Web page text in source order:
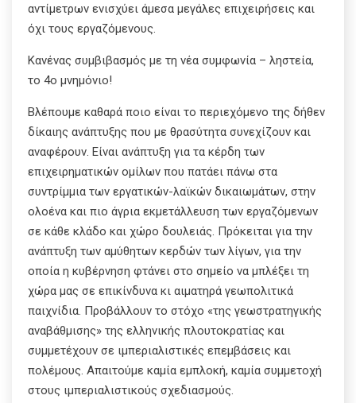
αντίμετρων ενισχύει άμεσα μεγάλες επιχειρήσεις και
όχι τους εργαζόμενους.
Κανένας συμβιβασμός με τη νέα συμφωνία – ληστεία,
το 4ο μνημόνιο!
Βλέπουμε καθαρά ποιο είναι το περιεχόμενο της δήθεν
δίκαιης ανάπτυξης που με θρασύτητα συνεχίζουν και
αναφέρουν. Είναι ανάπτυξη για τα κέρδη των
επιχειρηματικών ομίλων που πατάει πάνω στα
συντρίμμια των εργατικών-λαϊκών δικαιωμάτων, στην
ολοένα και πιο άγρια εκμετάλλευση των εργαζόμενων
σε κάθε κλάδο και χώρο δουλειάς. Πρόκειται για την
ανάπτυξη των αμύθητων κερδών των λίγων, για την
οποία η κυβέρνηση φτάνει στο σημείο να μπλέξει τη
χώρα μας σε επικίνδυνα κι αιματηρά γεωπολιτικά
παιχνίδια. Προβάλλουν το στόχο «της γεωστρατηγικής
αναβάθμισης» της ελληνικής πλουτοκρατίας και
συμμετέχουν σε ιμπεριαλιστικές επεμβάσεις και
πολέμους. Απαιτούμε καμία εμπλοκή, καμία συμμετοχή
στους ιμπεριαλιστικούς σχεδιασμούς.